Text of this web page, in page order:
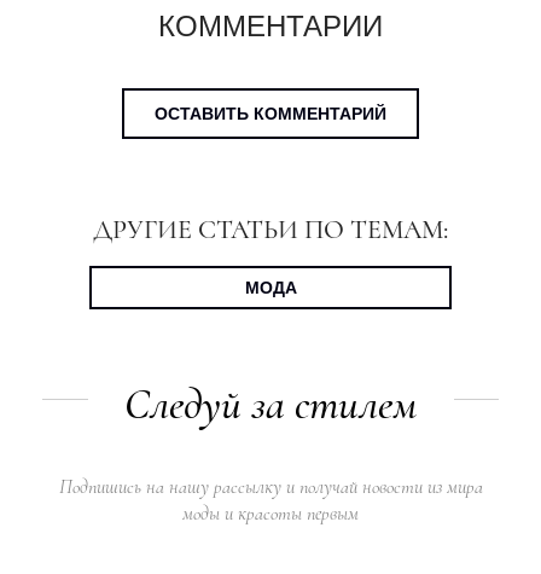
КОММЕНТАРИИ
ОСТАВИТЬ КОММЕНТАРИЙ
ДРУГИЕ СТАТЬИ ПО ТЕМАМ:
МОДА
Следуй за стилем
Подпишись на нашу рассылку и получай новости из мира
моды и красоты первым